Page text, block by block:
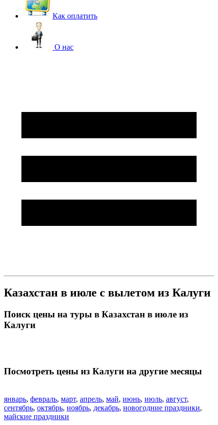
Как оплатить
О нас
Казахстан в июле с вылетом из Калуги
Поиск цены на туры в Казахстан в июле из
Калуги
Посмотреть цены из Калуги на другие месяцы
январь, февраль, март, апрель, май, июнь, июль, август,
сентябрь, октябрь, ноябрь, декабрь, новогодние праздники,
майские праздники